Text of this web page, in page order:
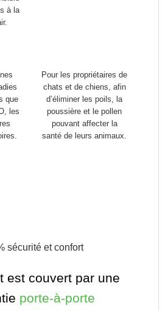
à la
que
les
Pour les propriétaires de
chats et de chiens, afin
d’éliminer les poils, la
poussière et le pollen
pouvant affecter la
santé de leurs animaux.
sécurité et confort
est couvert par une
porte-à-porte